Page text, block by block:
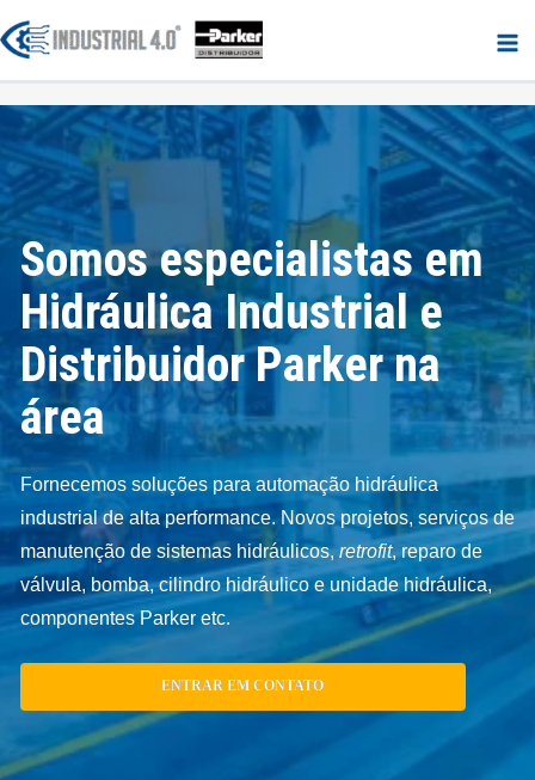
para
o
conteúdo
Somos especialistas em
Hidráulica Industrial e
Distribuidor Parker na
área
Fornecemos soluções para automação hidráulica
industrial de alta performance. Novos projetos, serviços de
manutenção de sistemas hidráulicos,retrofit, reparo de
válvula, bomba, cilindro hidráulico e unidade hidráulica,
componentes Parker etc.
ENTRAR EM CONTATO